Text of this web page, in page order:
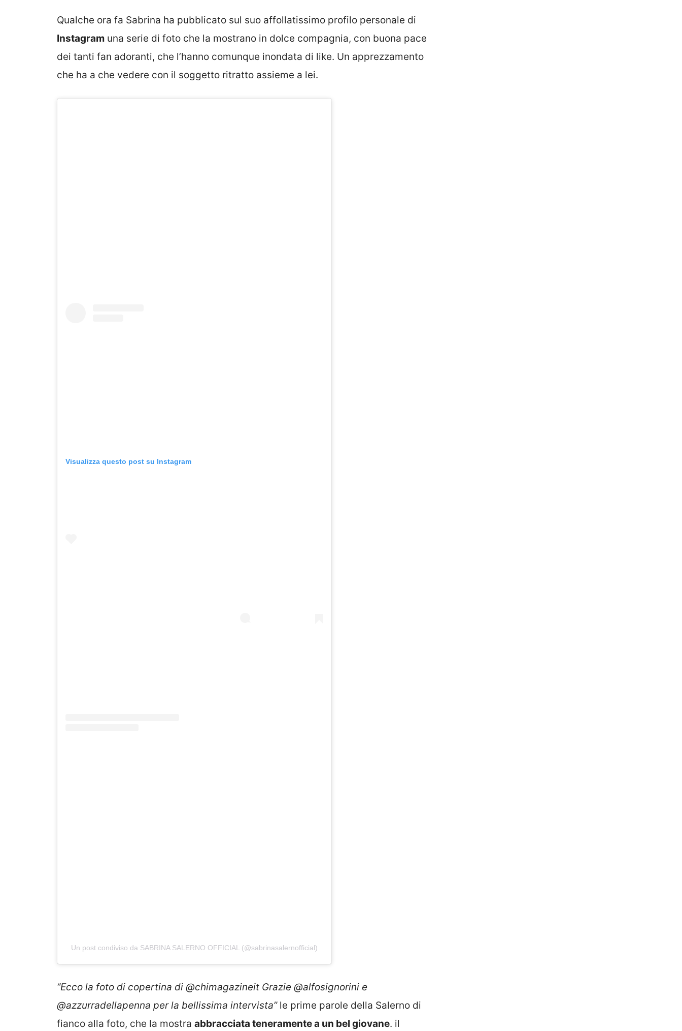
Qualche ora fa Sabrina ha pubblicato sul suo affollatissimo profilo personale di
Instagram una serie di foto che la mostrano in dolce compagnia, con buona pace
dei tanti fan adoranti, che l’hanno comunque inondata di like. Un apprezzamento
che ha a che vedere con il soggetto ritratto assieme a lei.
Visualizza questo post su Instagram
Un post condiviso da SABRINA SALERNO OFFICIAL (@sabrinasalernofficial)
“Ecco la foto di copertina di @chimagazineit Grazie @alfosignorini e
@azzurradellapenna per la bellissima intervista”le prime parole della Salerno di
fianco alla foto, che la mostra abbracciata teneramente a un bel giovane. il